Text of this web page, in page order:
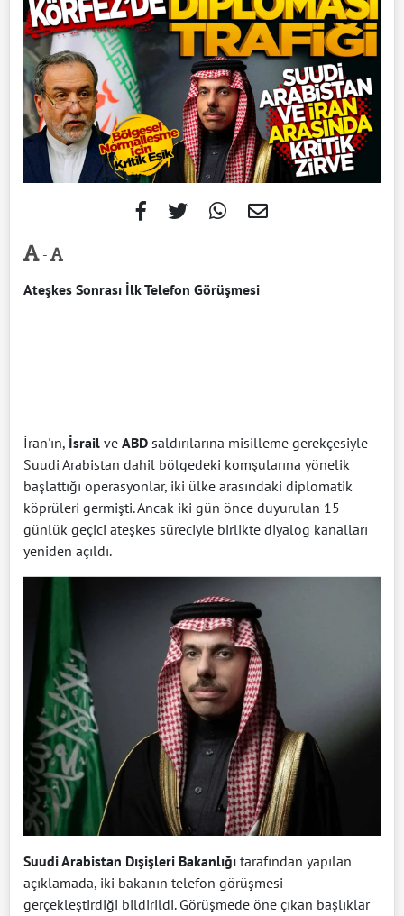
-
Ateşkes Sonrası İlk Telefon Görüşmesi
İran'ın, İsrail ve ABD saldırılarına misilleme gerekçesiyle
Suudi Arabistan dahil bölgedeki komşularına yönelik
başlattığı operasyonlar, iki ülke arasındaki diplomatik
köprüleri germişti. Ancak iki gün önce duyurulan 15
günlük geçici ateşkes süreciyle birlikte diyalog kanalları
yeniden açıldı.
Suudi Arabistan Dışişleri Bakanlığı tarafından yapılan
açıklamada, iki bakanın telefon görüşmesi
gerçekleştirdiği bildirildi. Görüşmede öne çıkan başlıklar